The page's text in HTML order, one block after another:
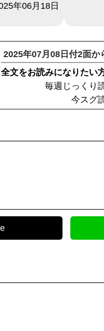
年06月18日
2025年07月08日付2面か
全文をお読みになりたい
毎週じっくり
今スグ